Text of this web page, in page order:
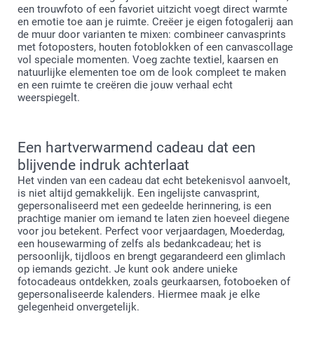
een trouwfoto of een favoriet uitzicht voegt direct warmte
en emotie toe aan je ruimte. Creëer je eigen fotogalerij aan
de muur door varianten te mixen: combineer canvasprints
met fotoposters, houten fotoblokken of een canvascollage
vol speciale momenten. Voeg zachte textiel, kaarsen en
natuurlijke elementen toe om de look compleet te maken
en een ruimte te creëren die jouw verhaal echt
weerspiegelt.
Een hartverwarmend cadeau dat een
blijvende indruk achterlaat
Het vinden van een cadeau dat echt betekenisvol aanvoelt,
is niet altijd gemakkelijk. Een ingelijste canvasprint,
gepersonaliseerd met een gedeelde herinnering, is een
prachtige manier om iemand te laten zien hoeveel diegene
voor jou betekent. Perfect voor verjaardagen, Moederdag,
een housewarming of zelfs als bedankcadeau; het is
persoonlijk, tijdloos en brengt gegarandeerd een glimlach
op iemands gezicht. Je kunt ook andere unieke
fotocadeaus ontdekken, zoals geurkaarsen, fotoboeken of
gepersonaliseerde kalenders. Hiermee maak je elke
gelegenheid onvergetelijk.